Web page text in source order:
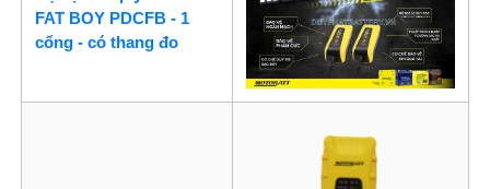
FAT BOY PDCFB - 1
cổng - có thang đo